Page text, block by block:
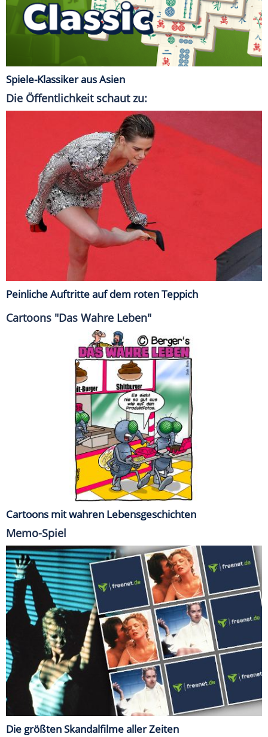
Spiele-Klassiker aus Asien
Die Öffentlichkeit schaut zu:
Peinliche Auftritte auf dem roten Teppich
Cartoons "Das Wahre Leben"
Cartoons mit wahren Lebensgeschichten
Memo-Spiel
Die größten Skandalfilme aller Zeiten